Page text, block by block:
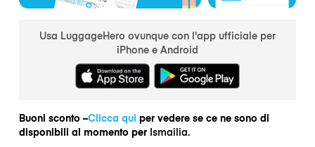
Usa LuggageHero ovunque con l'app ufficiale per
iPhone e Android
Buoni sconto –Clicca qui per vedere se ce ne sono di
disponibili al momento per Ismailia.